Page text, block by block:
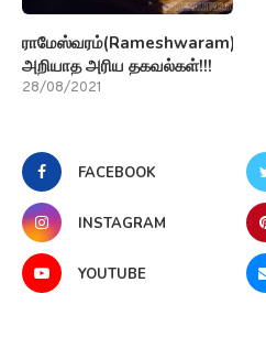
ராமேஸ்வரம்(Rameshwaram)பற்றி
அறியாத அரிய தகவல்கள்!!!
28/08/2021
FACEBOOK
INSTAGRAM
YOUTUBE